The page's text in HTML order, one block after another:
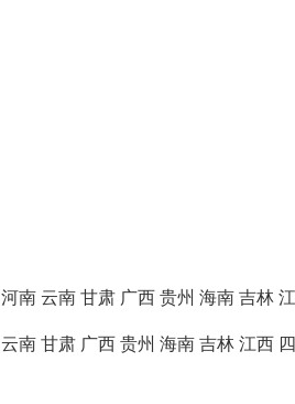
河南 云南 甘肃 广西 贵州 海南 吉林
云南 甘肃 广西 贵州 海南 吉林 江西